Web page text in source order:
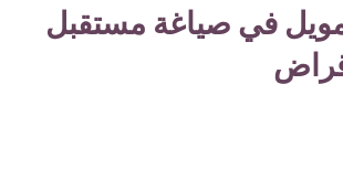
في صياغة مستقبل